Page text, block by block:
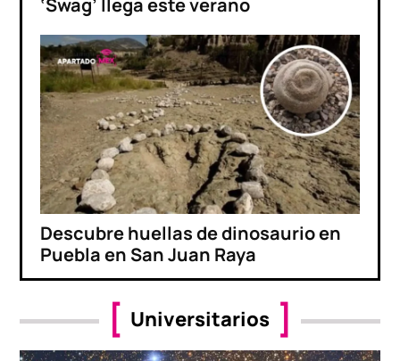
Descubre huellas de dinosaurio en
Puebla en San Juan Raya
Universitarios